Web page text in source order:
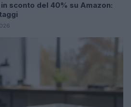
sconto del 40% su Amazon: